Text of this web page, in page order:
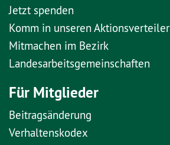
Jetzt spenden
Komm in unseren Aktionsverteiler
Mitmachen im Bezirk
Landesarbeitsgemeinschaften
Für Mitglieder
Beitragsänderung
Verhaltenskodex